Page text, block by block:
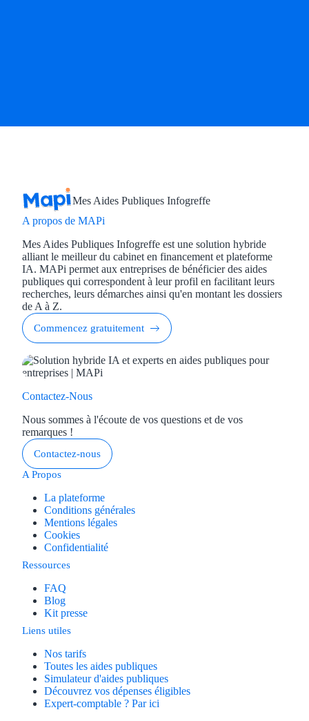
Mes Aides Publiques Infogreffe
A propos de MAPi
Mes Aides Publiques Infogreffe est une solution hybride
alliant le meilleur du cabinet en financement et plateforme
IA. MAPi permet aux entreprises de bénéficier des aides
publiques qui correspondent à leur profil en facilitant leurs
recherches, leurs démarches ainsi qu'en montant les dossiers
de A à Z.
Commencez gratuitement
Contactez-Nous
Nous sommes à l'écoute de vos questions et de vos
remarques !
Contactez-nous
A Propos
La plateforme
Conditions générales
Mentions légales
Cookies
Confidentialité
Ressources
FAQ
Blog
Kit presse
Liens utiles
Nos tarifs
Toutes les aides publiques
Simulateur d'aides publiques
Découvrez vos dépenses éligibles
Expert-comptable ? Par ici